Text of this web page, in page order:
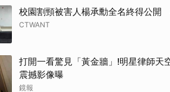
校園割頸被害人楊承勳全名終得公
CTWANT
打開一看驚見「黃金牆」!明星律師
震撼影像曝
鏡報